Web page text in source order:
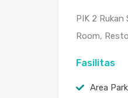
PIK 2
Room,
Fasilitas
Area